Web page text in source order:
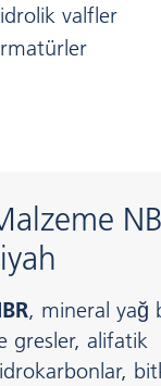
valfler
, mineral yağ
gresler, alifatik